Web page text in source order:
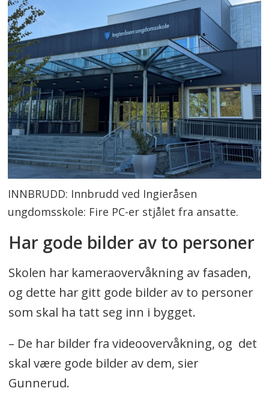
INNBRUDD: Innbrudd ved Ingieråsen
ungdomsskole: Fire PC-er stjålet fra ansatte.
Har gode bilder av to personer
Skolen har kameraovervåkning av fasaden,
og dette har gitt gode bilder av to personer
som skal ha tatt seg inn i bygget.
– De har bilder fra videoovervåkning, og det
skal være gode bilder av dem, sier
Gunnerud.